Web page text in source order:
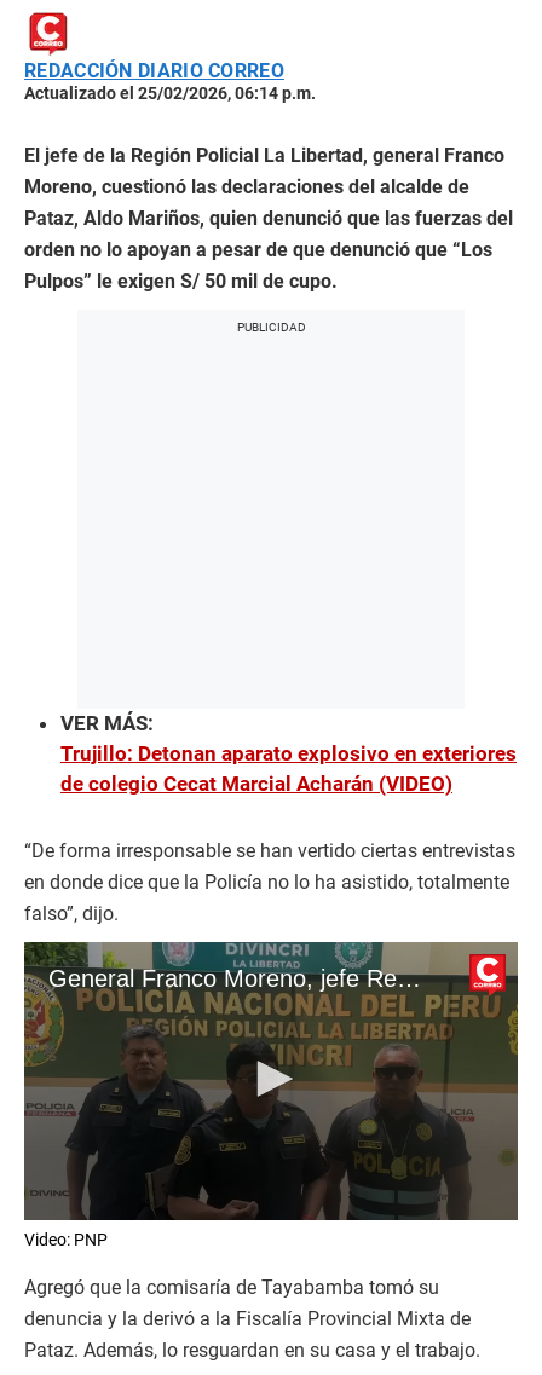
REDACCIÓN DIARIO CORREO
Actualizado el 25/02/2026, 06:14 p.m.
El jefe de la Región Policial La Libertad, general Franco
Moreno, cuestionó las declaraciones del alcalde de
Pataz, Aldo Mariños, quien denunció que las fuerzas del
orden no lo apoyan a pesar de que denunció que “Los
Pulpos” le exigen S/ 50 mil de cupo.
VER MÁS:
Trujillo: Detonan aparato explosivo en exteriores
de colegio Cecat Marcial Acharán (VIDEO)
“De forma irresponsable se han vertido ciertas entrevistas
en donde dice que la Policía no lo ha asistido, totalmente
falso”, dijo.
General Franco Moreno, jefe Región Policial La Libertad
s
c
n
d
s
Video: PNP
Agregó que la comisaría de Tayabamba tomó su
denuncia y la derivó a la Fiscalía Provincial Mixta de
Pataz. Además, lo resguardan en su casa y el trabajo.